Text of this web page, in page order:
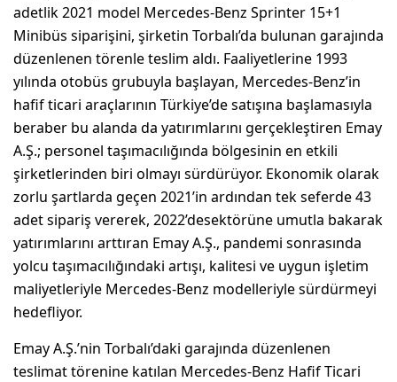
adetlik 2021 model Mercedes-Benz Sprinter 15+1
Minibüs siparişini, şirketin Torbalı’da bulunan garajında
düzenlenen törenle teslim aldı. Faaliyetlerine 1993
yılında otobüs grubuyla başlayan, Mercedes-Benz’in
hafif ticari araçlarının Türkiye’de satışına başlamasıyla
beraber bu alanda da yatırımlarını gerçekleştiren Emay
A.Ş.; personel taşımacılığında bölgesinin en etkili
şirketlerinden biri olmayı sürdürüyor. Ekonomik olarak
zorlu şartlarda geçen 2021’in ardından tek seferde 43
adet sipariş vererek, 2022’desektörüne umutla bakarak
yatırımlarını arttıran Emay A.Ş., pandemi sonrasında
yolcu taşımacılığındaki artışı, kalitesi ve uygun işletim
maliyetleriyle Mercedes-Benz modelleriyle sürdürmeyi
hedefliyor.
Emay A.Ş.’nin Torbalı’daki garajında düzenlenen
teslimat törenine katılan Mercedes-Benz Hafif Ticari